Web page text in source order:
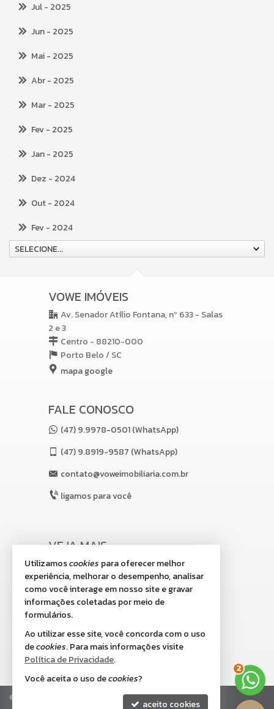
Jul- 2025
Jun- 2025
Mai- 2025
Abr- 2025
Mar- 2025
Fev- 2025
Jan- 2025
Dez - 2024
Out- 2024
Fev- 2024
SELECIONE...
VOWE IMÓVEIS
Av. Senador Atílio Fontana, nº 633 - Salas
2 e 3
Centro - 88210-000
Porto Belo /SC
mapa google
FALE CONOSCO
(47) 9.9978-0501 (WhatsApp)
(47)9.8919-9587 (WhatsApp)
contato@voweimobiliaria.com.br
ligamos para você
VEJA MAIS
receba nosso newsletter
indicadores financeiros
cadastre seu imóvel
imóveis favoritos
mapa de imóveis
© Política de Privacidade
Utilizamoscookies para oferecer melhor
experiência, melhorar o desempenho, analisar
como você interage em nosso site e gravar
informações coletadas por meio de
formulários.
Ao utilizar esse site, você concorda com o uso
decookies. Para mais informações visite
Política de Privacidade.
Você aceita o uso decookies?
aceito cookies